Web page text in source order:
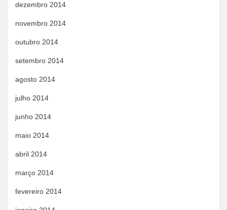
dezembro 2014
novembro 2014
outubro 2014
setembro 2014
agosto 2014
julho 2014
junho 2014
maio 2014
abril 2014
março 2014
fevereiro 2014